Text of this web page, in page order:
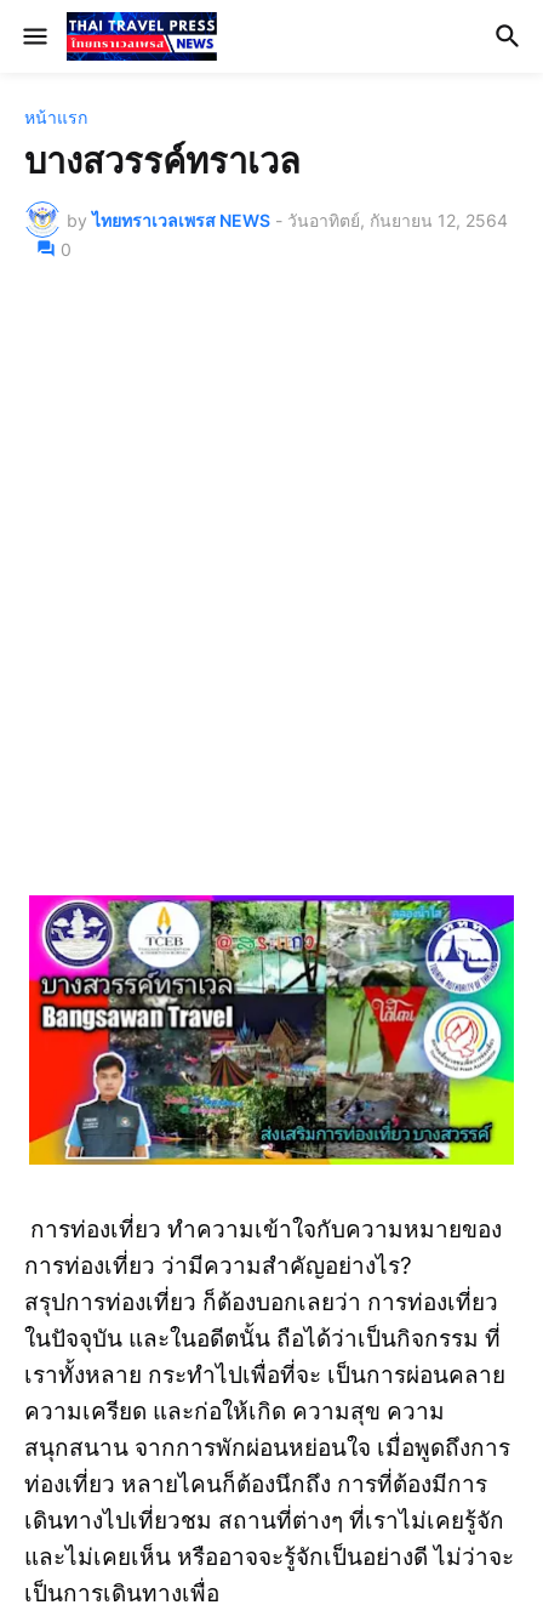
หน้าแรก
บางสวรรค์ทราเวล
by ไทยทราเวลเพรส NEWS - วันอาทิตย์, กันยายน 12, 2564
0
การท่องเที่ยว ทำความเข้าใจกับความหมายของ
การท่องเที่ยว ว่ามีความสำคัญอย่างไร?
สรุปการท่องเที่ยว ก็ต้องบอกเลยว่า การท่องเที่ยว
ในปัจจุบัน และในอดีตนั้น ถือได้ว่าเป็นกิจกรรม ที่
เราทั้งหลาย กระทำไปเพื่อที่จะ เป็นการผ่อนคลาย
ความเครียด และก่อให้เกิด ความสุข ความ
สนุกสนาน จากการพักผ่อนหย่อนใจ เมื่อพูดถึงการ
ท่องเที่ยว หลายไคนก็ต้องนึกถึง การที่ต้องมีการ
เดินทางไปเที่ยวชม สถานที่ต่างๆ ที่เราไม่เคยรู้จัก
และไม่เคยเห็น หรืออาจจะรู้จักเป็นอย่างดี ไม่ว่าจะ
เป็นการเดินทางเพื่อ